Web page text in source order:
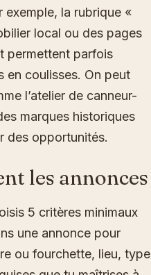
la rubrique «
local ou des pages
permettent parfois
en coulisses. On peut
l’atelier de canneur-
marques historiques
des opportunités.
les annonces
5 critères minimaux
une annonce pour
ou fourchette, lieu, type